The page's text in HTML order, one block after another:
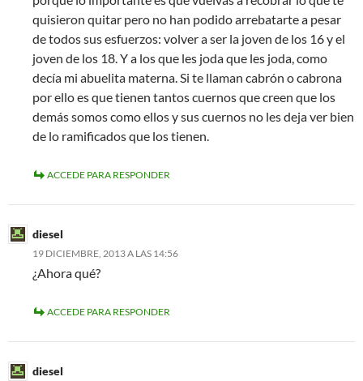
quisieron quitar pero no han podido arrebatarte a pesar
de todos sus esfuerzos: volver a ser la joven de los 16 y el
joven de los 18. Y a los que les joda que les joda, como
decía mi abuelita materna. Si te llaman cabrón o cabrona
por ello es que tienen tantos cuernos que creen que los
demás somos como ellos y sus cuernos no les deja ver bien
de lo ramificados que los tienen.
ACCEDE PARA RESPONDER
diesel
19 DICIEMBRE, 2013 A LAS 14:56
¿Ahora qué?
ACCEDE PARA RESPONDER
diesel